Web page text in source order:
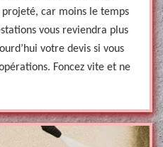
car moins le temps
vous reviendra plus
votre devis si vous
Foncez vite et ne